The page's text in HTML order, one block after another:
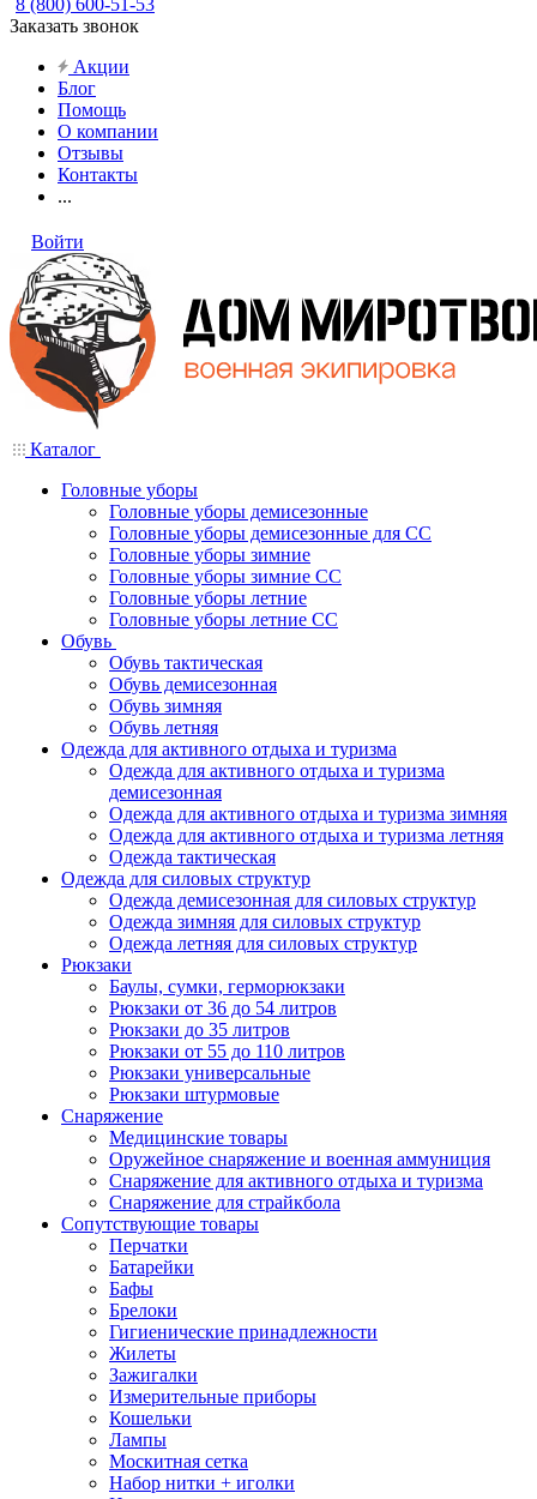
8 (800) 600-51-53
Заказать звонок
Акции
Блог
Помощь
О компании
Отзывы
Контакты
...
Войти
Каталог
Головные уборы
Головные уборы демисезонные
Головные уборы демисезонные для СС
Головные уборы зимние
Головные уборы зимние СС
Головные уборы летние
Головные уборы летние СС
Обувь
Обувь тактическая
Обувь демисезонная
Обувь зимняя
Обувь летняя
Одежда для активного отдыха и туризма
Одежда для активного отдыха и туризма
демисезонная
Одежда для активного отдыха и туризма зимняя
Одежда для активного отдыха и туризма летняя
Одежда тактическая
Одежда для силовых структур
Одежда демисезонная для силовых структур
Одежда зимняя для силовых структур
Одежда летняя для силовых структур
Рюкзаки
Баулы, сумки, герморюкзаки
Рюкзаки от 36 до 54 литров
Рюкзаки до 35 литров
Рюкзаки от 55 до 110 литров
Рюкзаки универсальные
Рюкзаки штурмовые
Снаряжение
Медицинские товары
Оружейное снаряжение и военная аммуниция
Снаряжение для активного отдыха и туризма
Снаряжение для страйкбола
Сопутствующие товары
Перчатки
Батарейки
Бафы
Брелоки
Гигиенические принадлежности
Жилеты
Зажигалки
Измерительные приборы
Кошельки
Лампы
Москитная сетка
Набор нитки + иголки